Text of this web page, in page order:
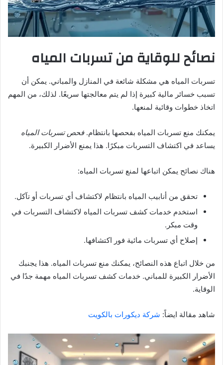
نصائح للوقاية من تسربات المياه
تسربات المياه هي مشكلة شائعة في المنازل والمباني. يمكن أن
تسبب خسائر مالية كبيرة إذا لم يتم معالجتها سريعًا. لذلك، من المهم
اتخاذ خطوات وقائية لمنعها.
يمكنك منع تسربات المياه بفحصها بانتظام.فحص تسربات المياه
يساعد في اكتشاف التسربات مبكرًا. هذا يمنع الأضرار الكبيرة.
هناك نصائح يمكن اتباعها لمنع تسربات المياه:
تحقق من أنابيب المياه بانتظام لاكتشاف أي تسربات أو تآكل.
استخدم خدمات كشف تسربات المياه لاكتشاف التسربات في
وقت مبكر.
إصلاح أي تسربات مائية فور اكتشافها.
من خلال اتباع هذه النصائح، يمكنك منع تسربات المياه. هذا يجنبك
الأضرار الكبيرة للمباني. خدمات كشف تسربات المياه مهمة جدًا في
الوقاية.
شاهد مقالة ايضاً: شركة ديكورات بالكويت